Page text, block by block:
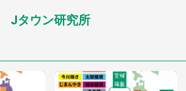
恐怖症の私は新幹線で大パニック。隣席の青
ゾワする」「本当に気持ち悪い」 道端でバ
Jタウン研究所